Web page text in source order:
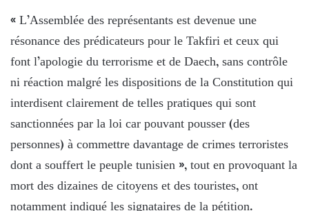
« L’Assemblée des représentants est devenue une
résonance des prédicateurs pour le Takfiri et ceux qui
font l’apologie du terrorisme et de Daech, sans contrôle
ni réaction malgré les dispositions de la Constitution qui
interdisent clairement de telles pratiques qui sont
sanctionnées par la loi car pouvant pousser (des
personnes) à commettre davantage de crimes terroristes
dont a souffert le peuple tunisien », tout en provoquant la
mort des dizaines de citoyens et des touristes, ont